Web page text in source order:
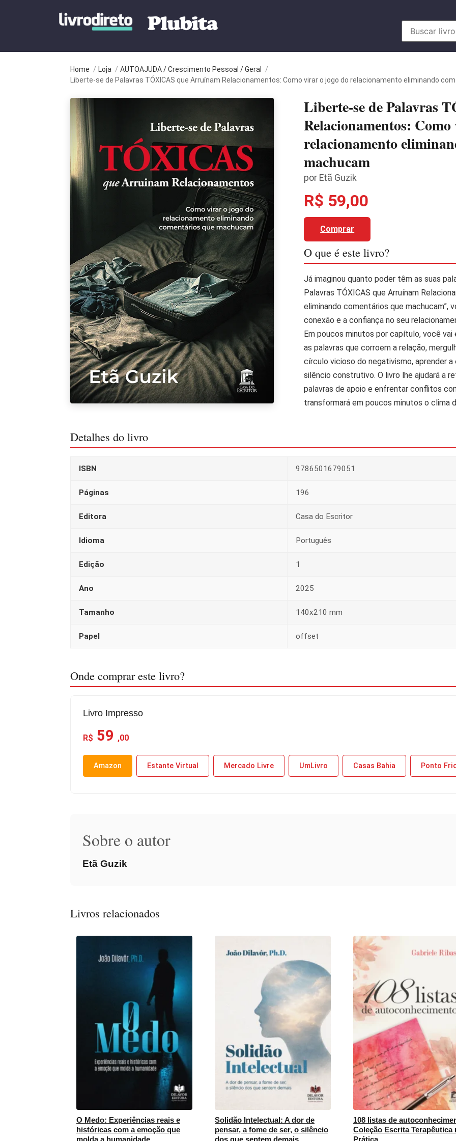
Home / Loja / AUTOAJUDA / Crescimento Pessoal / Geral
/
Liberte-se de Palavras TÓXICAS que Arruínam Relacionamentos: Como virar o jogo do relacionamento eliminando
Liberte-se de Palavras
Relacionamentos:
relacionamento
machucam
por Etã Guzik
R$ 59,00
Comprar
O que é este livro?
Já imaginou quanto poder têm as suas
Palavras TÓXICAS que Arruínam
eliminando comentários que
conexão e a confiança no seu
Em poucos minutos por capítulo, você
as palavras que corroem a relação,
círculo vicioso do negativismo, aprender
silêncio construtivo. O livro lhe ajudará a
palavras de apoio e enfrentar conflitos
transformará em poucos minutos o clima
Detalhes do livro
ISBN 9786501679051
Páginas 196
Editora Casa do Escritor
Idioma Português
Edição 1
Ano 2025
Tamanho 140x210 mm
Papel offset
Onde comprar este livro?
Livro Impresso
R$ 59 ,00
Amazon Estante Virtual Mercado Livre UmLivro Casas Bahia Ponto
Sobre o autor
Etã Guzik
Livros relacionados
O Medo: Experiências reais e
históricas com a emoção que
molda a humanidade
Solidão Intelectual: A dor de
pensar, a fome de ser, o silêncio
dos que sentem demais
108 listas de
Coleção Escrita Terapêutica
Prática